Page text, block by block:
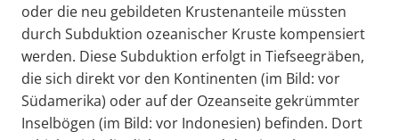
oder die neu gebildeten Krustenanteile müssten
durch Subduktion ozeanischer Kruste kompensiert
werden. Diese Subduktion erfolgt in Tiefseegräben,
die sich direkt vor den Kontinenten (im Bild: vor
Südamerika) oder auf der Ozeanseite gekrümmter
Inselbögen (im Bild: vor Indonesien) befinden. Dort